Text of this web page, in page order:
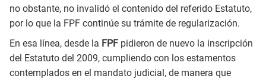
no obstante, no invalidó el contenido del referido Estatuto,
por lo que la FPF continúe su trámite de regularización.
En esa línea, desde la FPF pidieron de nuevo la inscripción
del Estatuto del 2009, cumpliendo con los estamentos
contemplados en el mandato judicial, de manera que